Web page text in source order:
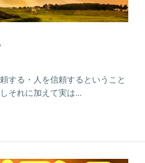
する・人を信頼するということ
それに加えて実は...